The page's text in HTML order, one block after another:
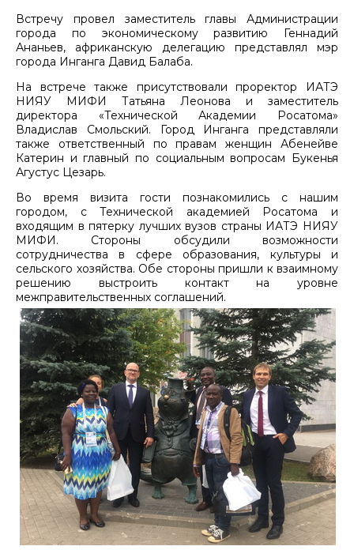
Встречу провел заместитель главы Администрации
города по экономическому развитию Геннадий
Ананьев, африканскую делегацию представлял мэр
города Инганга Давид Балаба.
На встрече также присутствовали проректор ИАТЭ
НИЯУ МИФИ Татьяна Леонова и заместитель
директора «Технической Академии Росатома»
Владислав Смольский. Город Инганга представляли
также ответственный по правам женщин Абенейве
Катерин и главный по социальным вопросам Букенья
Агустус Цезарь.
Во время визита гости познакомились с нашим
городом, с Технической академией Росатома и
входящим в пятерку лучших вузов страны ИАТЭ НИЯУ
МИФИ. Стороны обсудили возможности
сотрудничества в сфере образования, культуры и
сельского хозяйства. Обе стороны пришли к взаимному
решению выстроить контакт на уровне
межправительственных соглашений.